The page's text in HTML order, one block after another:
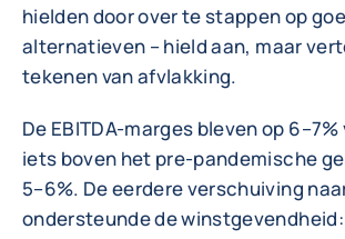
hielden door over te stappen op
alternatieven – hield aan, maar
tekenen van afvlakking.
De EBITDA-marges bleven op
iets boven het pre-pandemische
5–6%. De eerdere verschuiving
ondersteunde de